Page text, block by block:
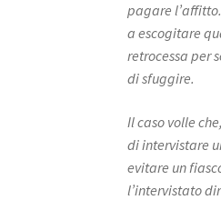
pagare
a escogitare
retrocessa per
di sfuggire.
Il caso volle
di intervistare
evitare un
l’intervistato